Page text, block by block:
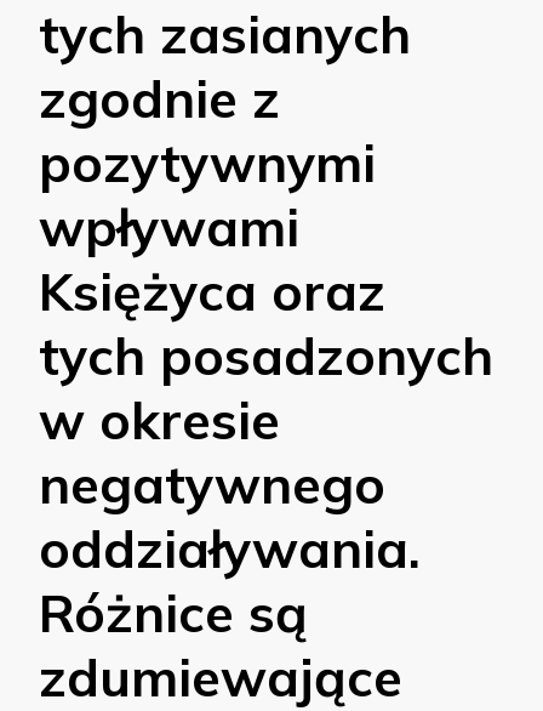
tych zasianych
zgodnie z
pozytywnymi
wpływami
Księżyca oraz
tych posadzonych
w okresie
negatywnego
oddziaływania.
Różnice są
zdumiewające